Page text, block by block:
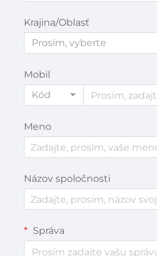
Krajina/Oblasť
Prosím, vyberte
Mobil
Kód
Meno
Názov spoločnosti
Správa